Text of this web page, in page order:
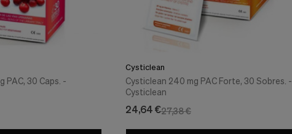
PAC, 30 Caps. -
Cysticlean
Cysticlean 240 mg PAC Forte, 30 Sobres. -
Cysticlean
27,38 €
24,64 €